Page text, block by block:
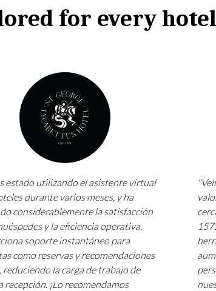
for every
estado utilizando el asistente virtual
durante varios meses, y ha
considerablemente la satisfacción
y la eficiencia operativa.
soporte instantáneo para
como reservas y recomendaciones
reduciendo la carga de trabajo de
recepción. ¡Lo recomendamos